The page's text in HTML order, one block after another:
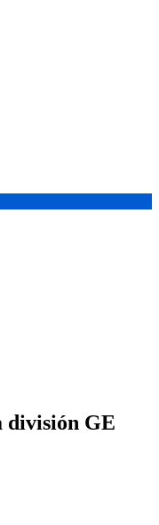
división GE